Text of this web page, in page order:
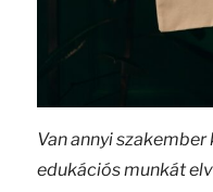
Van annyi szakember
edukációs munkát